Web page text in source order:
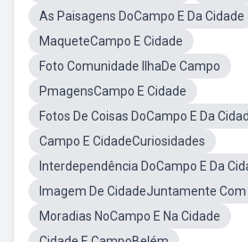
As Paisagens DoCampo E Da Cidade
MaqueteCampo E Cidade
Foto Comunidade IlhaDe Campo
PmagensCampo E Cidade
Fotos De Coisas DoCampo E Da
Campo E CidadeCuriosidades
Interdependência DoCampo E Da
Imagem De CidadeJuntamente
Moradias NoCampo E Na Cidade